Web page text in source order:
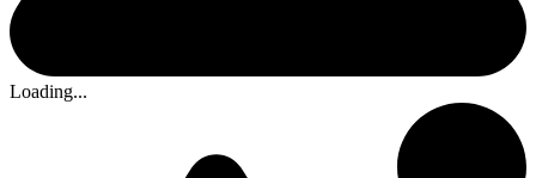
Loading...